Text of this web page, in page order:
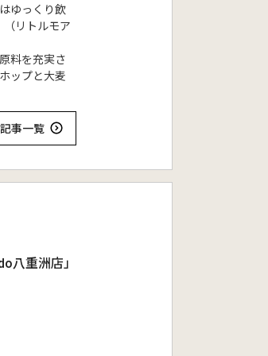
ゆっくり飲
（リトルモア
料を充実さ
ップと大麦
事一覧
八重洲店」